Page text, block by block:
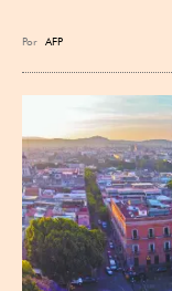
Por AFP